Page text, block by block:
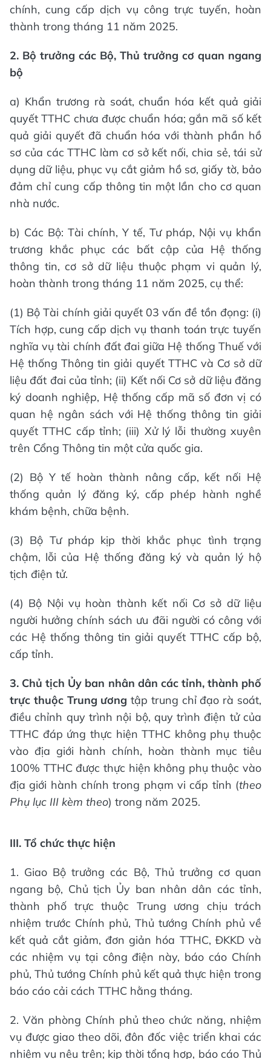
chính, cung cấp dịch vụ công trực tuyến, hoàn
thành trong tháng 11 năm 2025.
2. Bộ trưởng các Bộ, Thủ trưởng cơ quan ngang
bộ
a) Khẩn trương rà soát, chuẩn hóa kết quả giải
quyết TTHC chưa được chuẩn hóa; gắn mã số kết
quả giải quyết đã chuẩn hóa với thành phần hồ
sơ của các TTHC làm cơ sở kết nối, chia sẻ, tái sử
dụng dữ liệu, phục vụ cắt giảm hồ sơ, giấy tờ, bảo
đảm chỉ cung cấp thông tin một lần cho cơ quan
nhà nước.
b) Các Bộ: Tài chính, Y tế, Tư pháp, Nội vụ khẩn
trương khắc phục các bất cập của Hệ thống
thông tin, cơ sở dữ liệu thuộc phạm vi quản lý,
hoàn thành trong tháng 11 năm 2025, cụ thể:
(1) Bộ Tài chính giải quyết 03 vấn đề tồn đọng: (i)
Tích hợp, cung cấp dịch vụ thanh toán trực tuyến
nghĩa vụ tài chính đất đai giữa Hệ thống Thuế với
Hệ thống Thông tin giải quyết TTHC và Cơ sở dữ
liệu đất đai của tỉnh; (ii) Kết nối Cơ sở dữ liệu đăng
ký doanh nghiệp, Hệ thống cấp mã số đơn vị có
quan hệ ngân sách với Hệ thống thông tin giải
quyết TTHC cấp tỉnh; (iii) Xử lý lỗi thường xuyên
trên Cổng Thông tin một cửa quốc gia.
(2) Bộ Y tế hoàn thành nâng cấp, kết nối Hệ
thống quản lý đăng ký, cấp phép hành nghề
khám bệnh, chữa bệnh.
(3) Bộ Tư pháp kịp thời khắc phục tình trạng
chậm, lỗi của Hệ thống đăng ký và quản lý hộ
tịch điện tử.
(4) Bộ Nội vụ hoàn thành kết nối Cơ sở dữ liệu
người hưởng chính sách ưu đãi người có công với
các Hệ thống thông tin giải quyết TTHC cấp bộ,
cấp tỉnh.
3. Chủ tịch Ủy ban nhân dân các tỉnh, thành phố
trực thuộc Trung ương tập trung chỉ đạo rà soát,
điều chỉnh quy trình nội bộ, quy trình điện tử của
TTHC đáp ứng thực hiện TTHC không phụ thuộc
vào địa giới hành chính, hoàn thành mục tiêu
100% TTHC được thực hiện không phụ thuộc vào
địa giới hành chính trong phạm vi cấp tỉnh (theo
Phụ lục III kèm theo) trong năm 2025.
III. Tổ chức thực hiện
1. Giao Bộ trưởng các Bộ, Thủ trưởng cơ quan
ngang bộ, Chủ tịch Ủy ban nhân dân các tỉnh,
thành phố trực thuộc Trung ương chịu trách
nhiệm trước Chính phủ, Thủ tướng Chính phủ về
kết quả cắt giảm, đơn giản hóa TTHC, ĐKKD và
các nhiệm vụ tại công điện này, báo cáo Chính
phủ, Thủ tướng Chính phủ kết quả thực hiện trong
báo cáo cải cách TTHC hằng tháng.
2. Văn phòng Chính phủ theo chức năng, nhiệm
vụ được giao theo dõi, đôn đốc việc triển khai các
nhiệm vụ nêu trên; kịp thời tổng hợp, báo cáo Thủ